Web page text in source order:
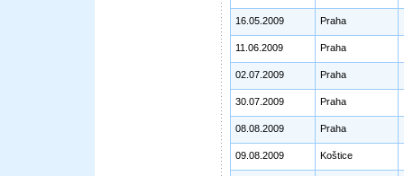
16.05.2009 Praha
11.06.2009 Praha
02.07.2009 Praha
30.07.2009 Praha
08.08.2009 Praha
09.08.2009 Koštice